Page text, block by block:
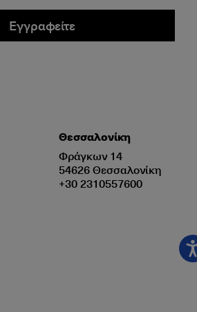
Εγγραφείτε
Θεσσαλονίκη
Φράγκων 14
54626 Θεσσαλονίκη
+30 2310557600